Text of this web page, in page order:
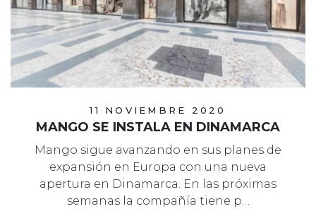
11 NOVIEMBRE 2020
MANGO SE INSTALA EN DINAMARCA
Mango sigue avanzando en sus planes de
expansión en Europa con una nueva
apertura en Dinamarca. En las próximas
semanas la compañía tiene p…